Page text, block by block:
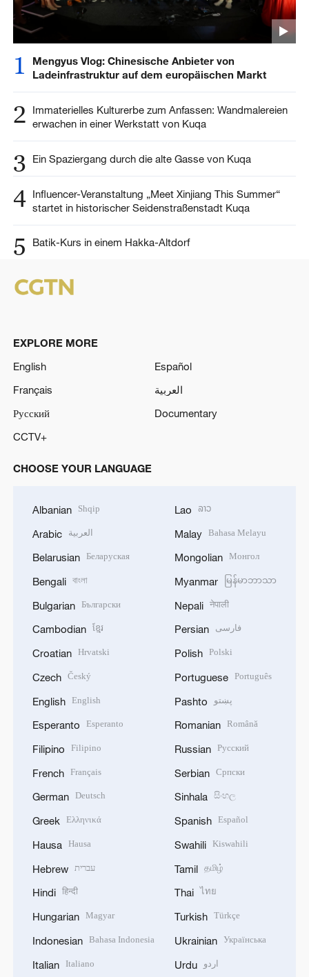
1
Mengyus Vlog: Chinesische Anbieter von
Ladeinfrastruktur auf dem europäischen Markt
2
Immaterielles Kulturerbe zum Anfassen: Wandmalereien
erwachen in einer Werkstatt von Kuqa
3 Ein Spaziergang durch die alte Gasse von Kuqa
4 Influencer-Veranstaltung „Meet Xinjiang This Summer“
startet in historischer Seidenstraßenstadt Kuqa
5 Batik-Kurs in einem Hakka-Altdorf
EXPLORE MORE
English
Español
Français
العربية
Русский
Documentary
CCTV+
CHOOSE YOUR LANGUAGE
Albanian Shqip
Arabic العربية
Belarusian Беларуская
Bengali বাংলা
Bulgarian Български
Cambodian ខ្មែរ
Croatian Hrvatski
Czech Český
English English
Esperanto Esperanto
Filipino Filipino
French Français
German Deutsch
Greek Ελληνικά
Hausa Hausa
Hebrew עברית
Hindi हिन्दी
Hungarian Magyar
Indonesian Bahasa Indonesia
Italian Italiano
Lao ລາວ
Malay Bahasa Melayu
Mongolian Монгол
Myanmar မြန်မာဘာသာ
Nepali नेपाली
Persian فارسی
Polish Polski
Portuguese Português
Pashto پښتو
Romanian Română
Russian Русский
Serbian Српски
Sinhala සිංහල
Spanish Español
Swahili Kiswahili
Tamil தமிழ்
Thai ไทย
Turkish Türkçe
Ukrainian Українська
Urdu اردو